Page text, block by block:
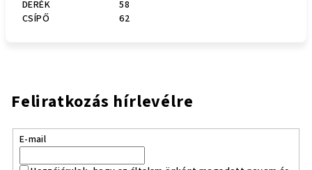
DERÉK
58
CSÍPŐ
62
Feliratkozás hírlevélre
E-mail